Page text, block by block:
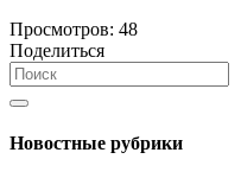
Просмотров: 48
Поделиться
Новостные рубрики